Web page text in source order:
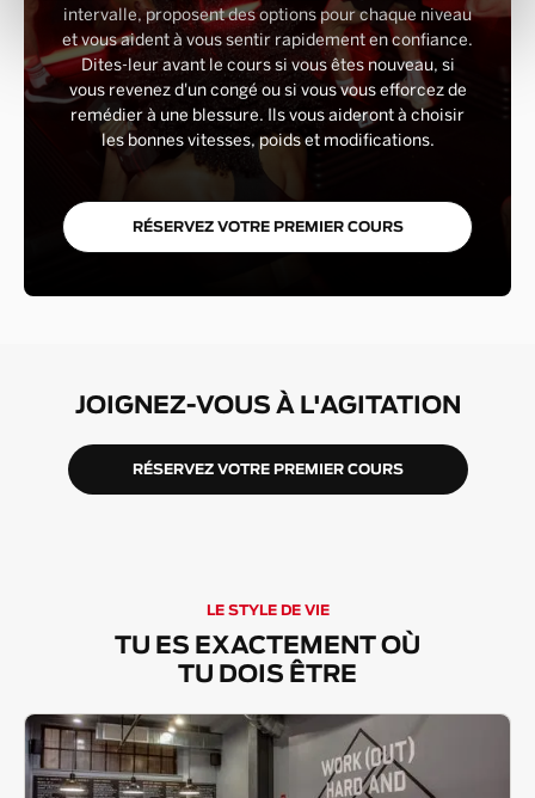
intervalle, proposent des options pour chaque niveau
et vous aident à vous sentir rapidement en confiance.
Dites-leur avant le cours si vous êtes nouveau, si
vous revenez d'un congé ou si vous vous efforcez de
remédier à une blessure. Ils vous aideront à choisir
les bonnes vitesses, poids et modifications.
RÉSERVEZ VOTRE PREMIER COURS
JOIGNEZ-VOUS À L'AGITATION
RÉSERVEZ VOTRE PREMIER COURS
LE STYLE DE VIE
TU ES EXACTEMENT OÙ
TU DOIS ÊTRE